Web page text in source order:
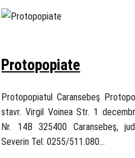
Protopopiate
Protopopiatul Caransebeş
stavr. Virgil Voinea Str. 1
Nr. 14B 325400 Caransebeş,
Severin Tel: 0255/511.080…